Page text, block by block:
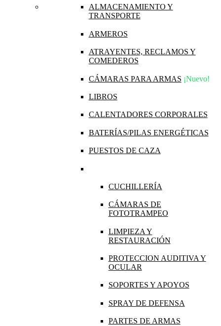
ALMACENAMIENTO Y
TRANSPORTE
ARMEROS
ATRAYENTES, RECLAMOS Y
COMEDEROS
CÁMARAS PARA ARMAS ¡Nuevo!
LIBROS
CALENTADORES CORPORALES
BATERÍAS/PILAS ENERGÉTICAS
PUESTOS DE CAZA
CUCHILLERÍA
CÁMARAS DE
FOTOTRAMPEO
LIMPIEZA Y
RESTAURACIÓN
PROTECCION AUDITIVA Y
OCULAR
SOPORTES Y APOYOS
SPRAY DE DEFENSA
PARTES DE ARMAS